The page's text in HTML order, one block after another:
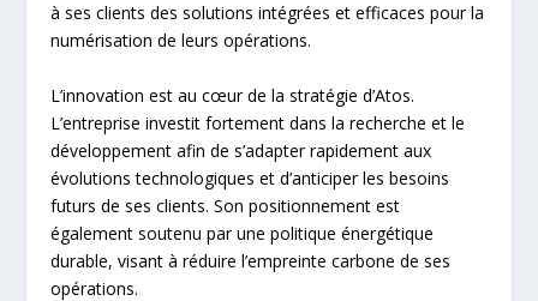
à ses clients des solutions intégrées et efficaces pour la
numérisation de leurs opérations.
L’innovation est au cœur de la stratégie d’Atos.
L’entreprise investit fortement dans la recherche et le
développement afin de s’adapter rapidement aux
évolutions technologiques et d’anticiper les besoins
futurs de ses clients. Son positionnement est
également soutenu par une politique énergétique
durable, visant à réduire l’empreinte carbone de ses
opérations.